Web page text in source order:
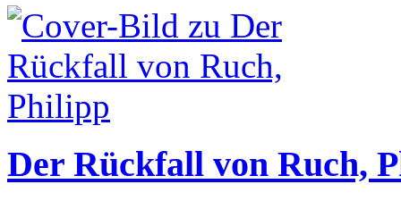
Der Rückfall von Ruch,